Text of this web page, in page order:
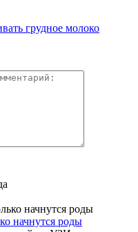
грудное молоко
начнутся роды